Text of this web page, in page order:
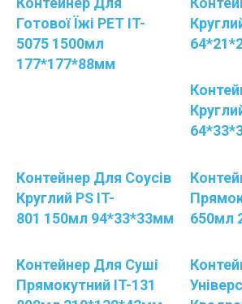
Готової Їжі РЕТ IT-
5075 1500мл
177*177*88мм
Контейнер Для Соусів
Круглий PS IT-
801 150мл 94*33*33мм
650мл
Контейнер Для Суші
Прямокутний IT-131